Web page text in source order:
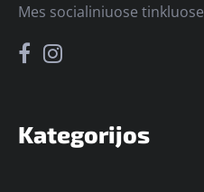
Kategorijos
Mes socialiniuose tinkluose